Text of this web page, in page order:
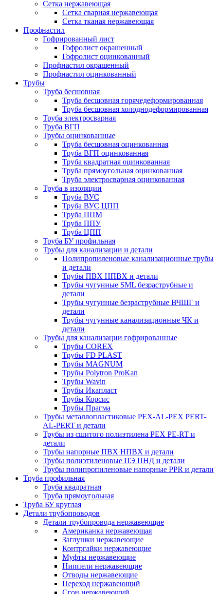
Сетка нержавеющая
Сетка сварная нержавеющая
Сетка тканая нержавеющая
Профнастил
Гофрированный лист
Гофролист окрашенный
Гофролист оцинкованный
Профнастил окрашенный
Профнастил оцинкованный
Трубы
Труба бесшовная
Труба бесшовная горячедеформированная
Труба бесшовная холоднодеформированная
Труба электросварная
Труба ВГП
Трубы оцинкованные
Труба бесшовная оцинкованная
Труба ВГП оцинкованная
Труба квадратная оцинкованная
Труба прямоугольная оцинкованная
Труба электросварная оцинкованная
Труба в изоляции
Труба ВУС
Труба ВУС ЦПП
Труба ППМ
Труба ППУ
Труба ЦПП
Труба БУ профильная
Трубы для канализации и детали
Полипропиленовые канализационные трубы
и детали
Трубы ПВХ НПВХ и детали
Трубы чугунные SML безраструбные и
детали
Трубы чугунные безраструбные ВЧШГ и
детали
Трубы чугунные канализационные ЧК и
детали
Трубы для канализации гофрированные
Трубы COREX
Трубы FD PLAST
Трубы MAGNUM
Трубы Polytron ProKan
Трубы Wavin
Трубы Икапласт
Трубы Корсис
Трубы Прагма
Трубы металлопластиковые PEX-AL-PEX PERT-
AL-PERT и детали
Трубы из сшитого полиэтилена PEX PE-RT и
детали
Трубы напорные ПВХ НПВХ и детали
Трубы полиэтиленовые ПЭ ПНД и детали
Трубы полипропиленовые напорные PPR и детали
Труба профильная
Труба квадратная
Труба прямоугольная
Труба БУ круглая
Детали трубопроводов
Детали трубопровода нержавеющие
Американка нержавеющая
Заглушки нержавеющие
Контргайки нержавеющие
Муфты нержавеющие
Ниппели нержавеющие
Отводы нержавеющие
Переход нержавеющий
Сгон нержавеющий